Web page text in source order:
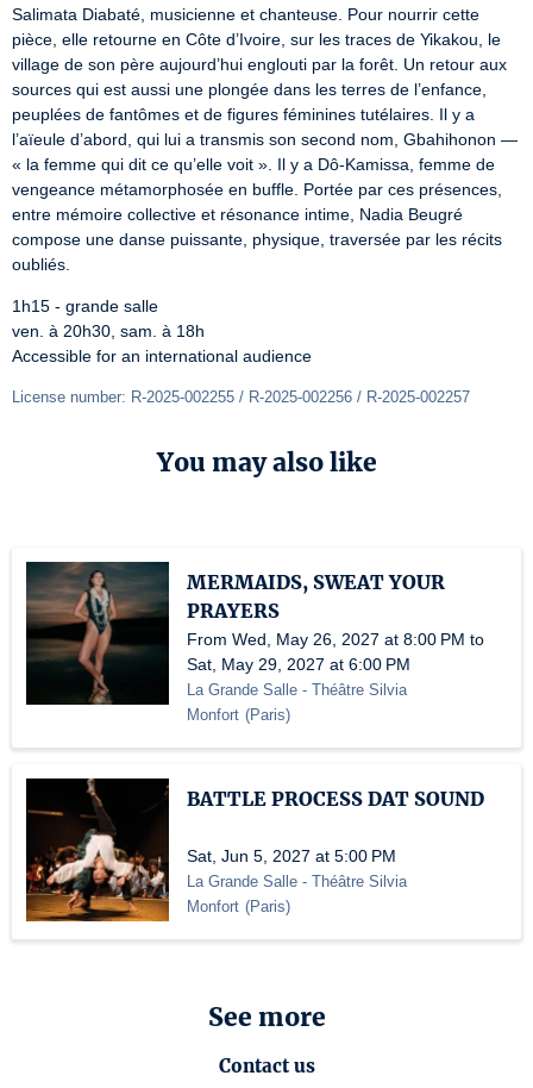
Salimata Diabaté, musicienne et chanteuse. Pour nourrir cette
pièce, elle retourne en Côte d’Ivoire, sur les traces de Yikakou, le
village de son père aujourd’hui englouti par la forêt. Un retour aux
sources qui est aussi une plongée dans les terres de l’enfance,
peuplées de fantômes et de figures féminines tutélaires. Il y a
l’aïeule d’abord, qui lui a transmis son second nom, Gbahihonon —
« la femme qui dit ce qu’elle voit ». Il y a Dô-Kamissa, femme de
vengeance métamorphosée en buffle. Portée par ces présences,
entre mémoire collective et résonance intime, Nadia Beugré
compose une danse puissante, physique, traversée par les récits
oubliés.
1h15 - grande salle
ven. à 20h30, sam. à 18h
Accessible for an international audience
License number: R-2025-002255 / R-2025-002256 / R-2025-002257
You may also like
MERMAIDS, SWEAT YOUR
PRAYERS
From Wed, May 26, 2027 at 8:00 PM to
Sat, May 29, 2027 at 6:00 PM
La Grande Salle - Théâtre Silvia
Monfort (Paris)
BATTLE PROCESS DAT SOUND
Sat, Jun 5, 2027 at 5:00 PM
La Grande Salle - Théâtre Silvia
Monfort (Paris)
See more
Contact us